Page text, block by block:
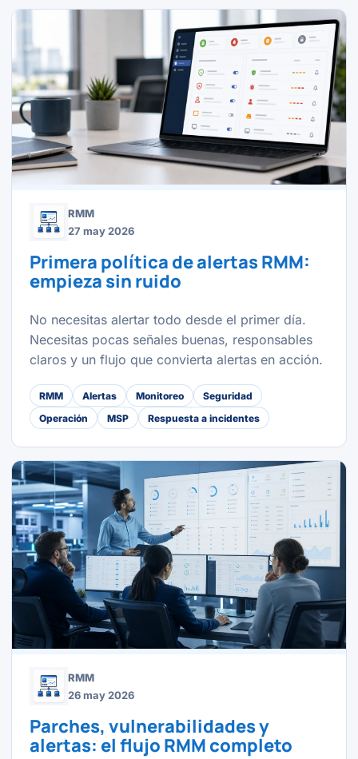
RMM
27 may 2026
Primera política de alertas RMM:
empieza sin ruido
No necesitas alertar todo desde el primer día.
Necesitas pocas señales buenas, responsables
claros y un flujo que convierta alertas en acción.
RMM Alertas Monitoreo
Seguridad
Operación
MSP Respuesta a incidentes
RMM
26 may 2026
Parches, vulnerabilidades y
alertas: el flujo RMM completo